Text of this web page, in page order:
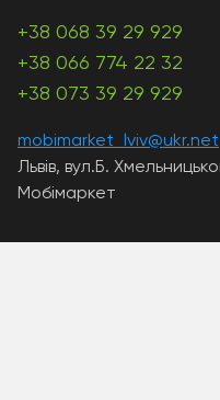
+38 068 39 29 929
+38 066 774 22 32
+38 073 39 29 929
mobimarket_lviv@ukr.net
Львів, вул.Б.
Мобімаркет